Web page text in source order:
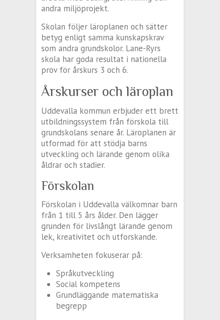
andra miljöprojekt.
Skolan följer läroplanen och sätter
betyg enligt samma kunskapskrav
som andra grundskolor. Lane-Ryrs
skola har goda resultat i nationella
prov för årskurs 3 och 6.
Årskurser och läroplan
Uddevalla kommun erbjuder ett brett
utbildningssystem från förskola till
grundskolans senare år. Läroplanen är
utformad för att stödja barns
utveckling och lärande genom olika
åldrar och stadier.
Förskolan
Förskolan i Uddevalla välkomnar barn
från 1 till 5 års ålder. Den lägger
grunden för livslångt lärande genom
lek, kreativitet och utforskande.
Verksamheten fokuserar på:
Språkutveckling
Social kompetens
Grundläggande matematiska
begrepp